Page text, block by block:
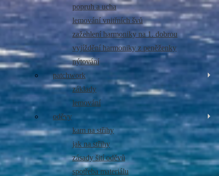
popruh a ucha
lemování vnitřních švů
zažehlení harmoniky na 1. dobrou
vyjíždění harmoniky z peněženky
nýtování
patchwork
základy
lemování
oděvy
kam na střihy
jak na střihy
zásady šití oděvů
spotřeba materiálu